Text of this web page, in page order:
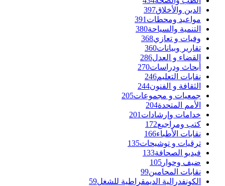
الدين والأخلاق397
مواعيد ومحطات 391
التنمية والسياحة380
وفيات و تعازي368
تقارير وبيانات360
القضاء و العدل286
أبحاث ودراسات270
نقابات التعليم246
الثقافة و الفنون244
جمعيات و مجموعات205
الأمم المتحدة204
خدامات وإرشادات 201
كتب ومراجيع172
نقابات الأطباء166
ترقيات و توشيحات135
فيديو الصحافة133
ضيف وحوار 105
نقابات المحامين99
الكونفدرالية الديمقراطية للشغل59